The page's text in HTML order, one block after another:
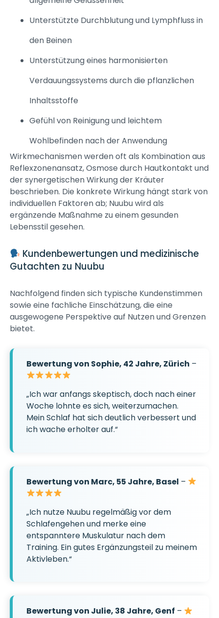
Unterstützte Durchblutung und Lymphfluss in
den Beinen
Unterstützung eines harmonisierten
Verdauungssystems durch die pflanzlichen
Inhaltsstoffe
Gefühl von Reinigung und leichtem
Wohlbefinden nach der Anwendung
Wirkmechanismen werden oft als Kombination aus
Reflexzonenansatz, Osmose durch Hautkontakt und
der synergetischen Wirkung der Kräuter
beschrieben. Die konkrete Wirkung hängt stark von
individuellen Faktoren ab; Nuubu wird als
ergänzende Maßnahme zu einem gesunden
Lebensstil gesehen.
Kundenbewertungen und medizinische
Gutachten zu Nuubu
Nachfolgend finden sich typische Kundenstimmen
sowie eine fachliche Einschätzung, die eine
ausgewogene Perspektive auf Nutzen und Grenzen
bietet.
Bewertung von Sophie, 42 Jahre, Zürich –
„Ich war anfangs skeptisch, doch nach einer
Woche lohnte es sich, weiterzumachen.
Mein Schlaf hat sich deutlich verbessert und
ich wache erholter auf.“
Bewertung von Marc, 55 Jahre, Basel –
„Ich nutze Nuubu regelmäßig vor dem
Schlafengehen und merke eine
entspanntere Muskulatur nach dem
Training. Ein gutes Ergänzungsteil zu meinem
Aktivleben.“
Bewertung von Julie, 38 Jahre, Genf –